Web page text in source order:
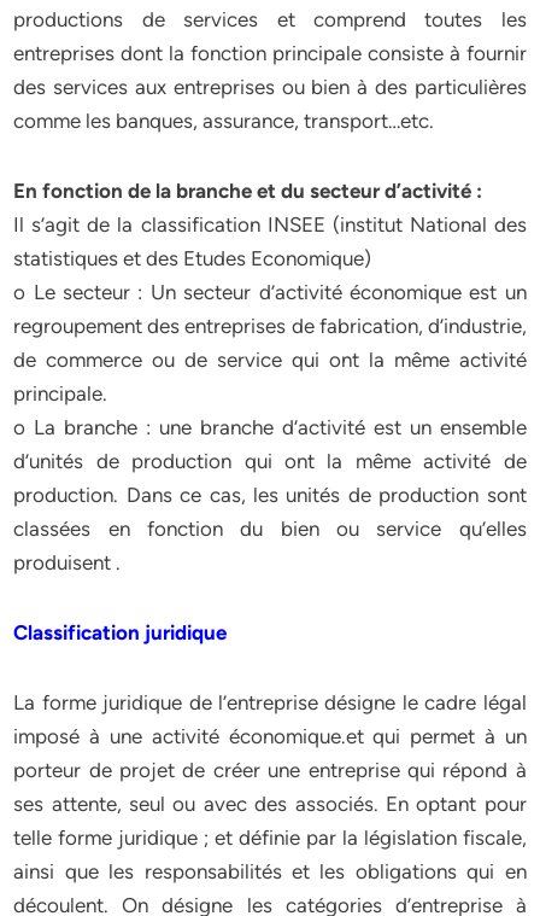
productions de services et comprend toutes les
entreprises dont la fonction principale consiste à fournir
des services aux entreprises ou bien à des particulières
comme les banques, assurance, transport…etc.
En fonction de la branche et du secteur d’activité :
Il s’agit de la classification INSEE (institut National des
statistiques et des Etudes Economique)
o Le secteur : Un secteur d’activité économique est un
regroupement des entreprises de fabrication, d’industrie,
de commerce ou de service qui ont la même activité
principale.
o La branche : une branche d’activité est un ensemble
d’unités de production qui ont la même activité de
production. Dans ce cas, les unités de production sont
classées en fonction du bien ou service qu’elles
produisent .
Classification juridique
La forme juridique de l’entreprise désigne le cadre légal
imposé à une activité économique.et qui permet à un
porteur de projet de créer une entreprise qui répond à
ses attente, seul ou avec des associés. En optant pour
telle forme juridique ; et définie par la législation fiscale,
ainsi que les responsabilités et les obligations qui en
découlent. On désigne les catégories d’entreprise à